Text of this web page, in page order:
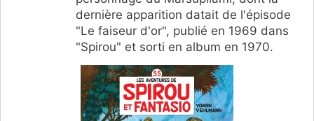
dernière apparition datait de l'épisode
"Le faiseur d'or", publié en 1969 dans
"Spirou" et sorti en album en 1970.